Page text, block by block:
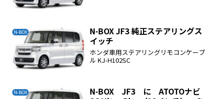
N-BOX
N-BOX JF3 純正ステアリングス
イッチ
ホンダ車用ステアリングリモコンケーブ
ル KJ-H102SC
N-BOX
N-BOX JF3 に ATOTOナビ